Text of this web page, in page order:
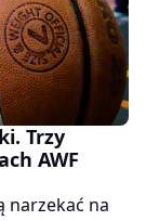
Trzy
AWF
narzekać na